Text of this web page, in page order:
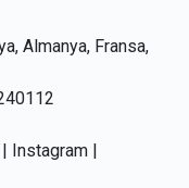
Almanya, Fransa,
Instagram |